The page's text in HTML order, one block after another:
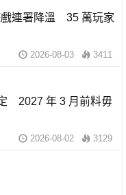
戲連署降溫 35 萬玩家
2026-08-03 3411
2027 年 3 月前料毋
2026-08-02 3129